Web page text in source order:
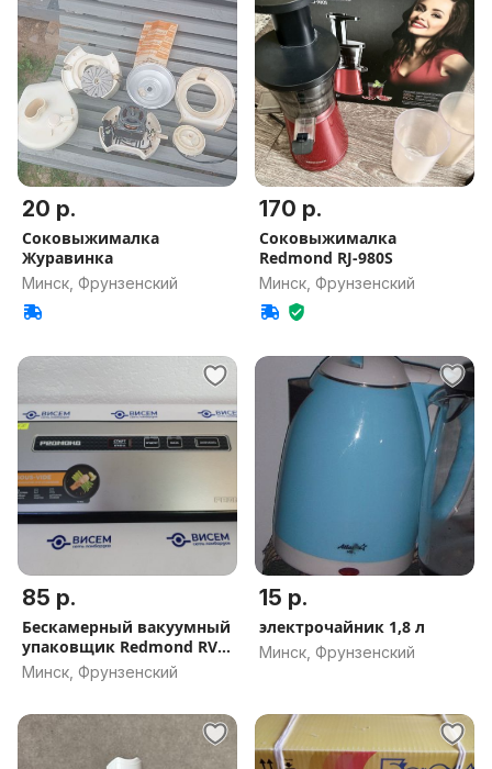
20 р.
Соковыжималка
Журавинка
Минск, Фрунзенский
170 р.
Соковыжималка
Redmond RJ-980S
Минск, Фрунзенский
85 р.
Бескамерный вакуумный
упаковщик Redmond RVS-
M021
Минск, Фрунзенский
15 р.
электрочайник 1,8 л
Минск, Фрунзенский